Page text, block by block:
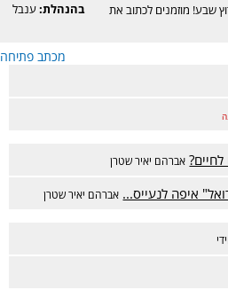
בהנהלת:ענבל
שבע! מוזמנים לכתוב את
מכתב פתיחה
אברהם יאיר שטרן
איפה לנעייס... אברהם יאיר שטרן